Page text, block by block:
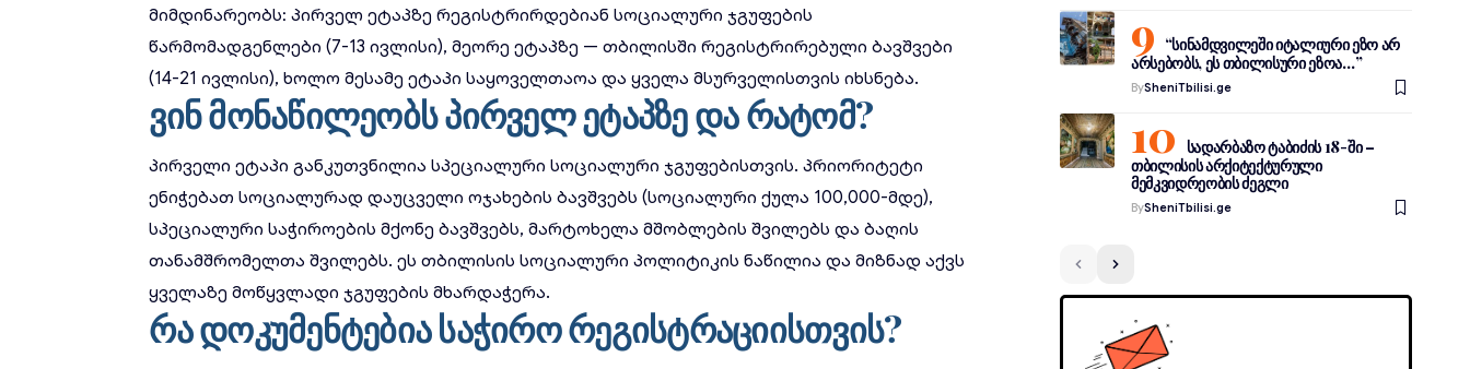
მიმდინარეობს: პირველ ეტაპზე რეგისტრირდებიან სოციალური ჯგუფების
წარმომადგენლები (7-13 ივლისი), მეორე ეტაპზე — თბილისში რეგისტრირებული ბავშვები
(14-21 ივლისი), ხოლო მესამე ეტაპი საყოველთაოა და ყველა მსურველისთვის იხსნება.
ვინ მონაწილეობს პირველ ეტაპზე და რატომ?
პირველი ეტაპი განკუთვნილია სპეციალური სოციალური ჯგუფებისთვის. პრიორიტეტი
ენიჭებათ სოციალურად დაუცველი ოჯახების ბავშვებს (სოციალური ქულა 100,000-მდე),
სპეციალური საჭიროების მქონე ბავშვებს, მარტოხელა მშობლების შვილებს და ბაღის
თანამშრომელთა შვილებს. ესთბილისის სოციალური პოლიტიკის ნაწილია და მიზნად აქვს
ყველაზე მოწყვლადი ჯგუფების მხარდაჭერა.
რა დოკუმენტებია საჭირო რეგისტრაციისთვის?
“სინამდვილეში იტალიური ეზო არ
არსებობს, ეს თბილისური ეზოა…”
BySheniTbilisi.ge
სადარბაზო ტაბიძის 18-ში –
თბილისის არქიტექტურული
მემკვიდრეობის ძეგლი
BySheniTbilisi.ge